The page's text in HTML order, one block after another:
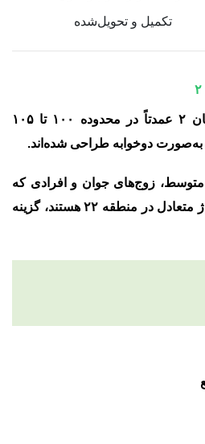
تکمیل و تحویل‌شده
۱۰۰ تا ۱۰۵
به‌صورت دوخوابه طراحی شده‌اند.
متوسط، زوج‌های جوان و افرادی که
به دنبال خرید واحدی با متراژ متعادل در منطقه ۲۲ هستند، گزینه